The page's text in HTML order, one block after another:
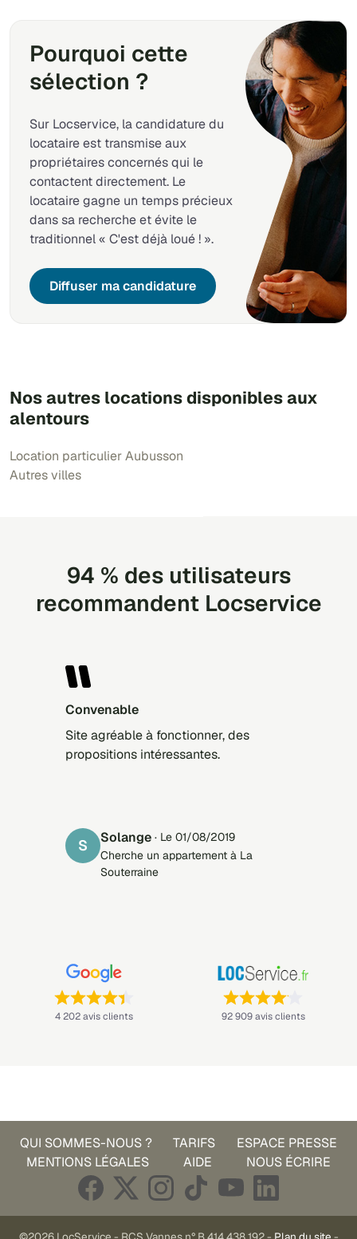
Pourquoi cette
sélection ?
Sur Locservice, la candidature du
locataire est transmise aux
propriétaires concernés qui le
contactent directement. Le
locataire gagne un temps précieux
dans sa recherche et évite le
traditionnel « C'est déjà loué ! ».
Diffuser ma candidature
Nos autres locations disponibles aux
alentours
Location particulier Aubusson
Autres villes
94 % des utilisateurs
recommandent Locservice
convenable
Site agréable à fonctionner, des
propositions intéressantes.
S solange · Le 01/08/2019
Cherche un appartement à La
Souterraine
Note : 4,4 sur 5 —
4 202 avis clients Note : 4,1 sur 5 —
92 909 avis clients
QUI SOMMES-NOUS ? TARIFS
ESPACE PRESSE
MENTIONS LÉGALES
AIDE NOUS ÉCRIRE